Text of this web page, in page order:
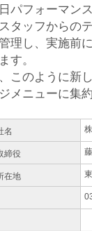
パフォーマン
タッフからの
理し、実施前
す。
このように新
メニューに集
名
締役
在地